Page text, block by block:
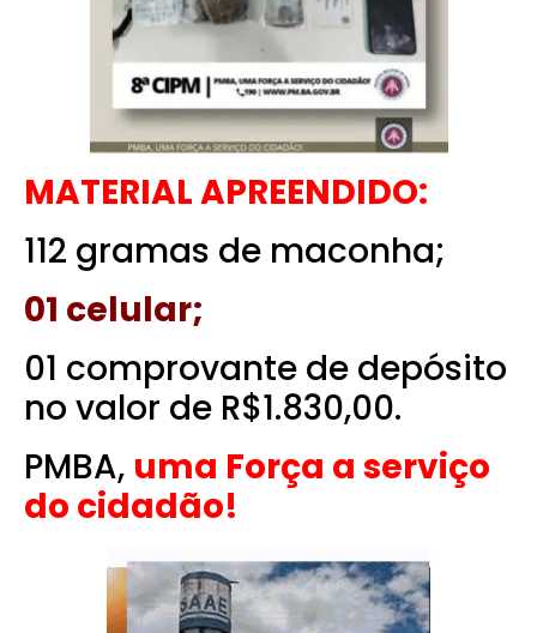
MATERIAL APREENDIDO:
112 gramas de maconha;
01 celular;
01 comprovante de depósito
no valor de R$1.830,00.
PMBA, uma Força a serviço
do cidadão!